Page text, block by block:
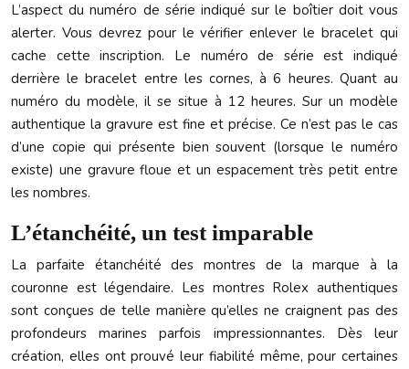
L’aspect du numéro de série indiqué sur le boîtier doit vous
alerter. Vous devrez pour le vérifier enlever le bracelet qui
cache cette inscription. Le numéro de série est indiqué
derrière le bracelet entre les cornes, à 6 heures. Quant au
numéro du modèle, il se situe à 12 heures. Sur un modèle
authentique la gravure est fine et précise. Ce n’est pas le cas
d’une copie qui présente bien souvent (lorsque le numéro
existe) une gravure floue et un espacement très petit entre
les nombres.
L’étanchéité, un test imparable
La parfaite étanchéité des montres de la marque à la
couronne est légendaire. Les montres Rolex authentiques
sont conçues de telle manière qu’elles ne craignent pas des
profondeurs marines parfois impressionnantes. Dès leur
création, elles ont prouvé leur fiabilité même, pour certaines